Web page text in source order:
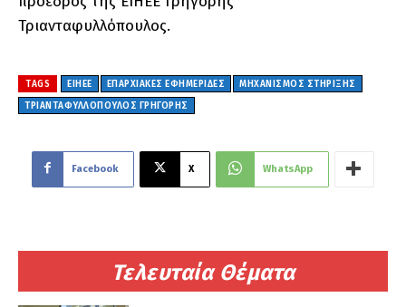
Τελευταία Θέματα
Τριανταφυλλόπουλος.
TAGS ΕΙΗΕΕ ΕΠΑΡΧΙΑΚΕΣ ΕΦΗΜΕΡΙΔΕΣ
ΜΗΧΑΝΙΣΜΟΣ ΣΤΗΡΙΞΗΣ
ΤΡΙΑΝΤΑΦΥΛΛΟΠΟΥΛΟΣ ΓΡΗΓΟΡΗΣ
Facebook X WhatsApp